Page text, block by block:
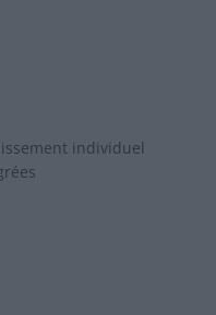
individuel